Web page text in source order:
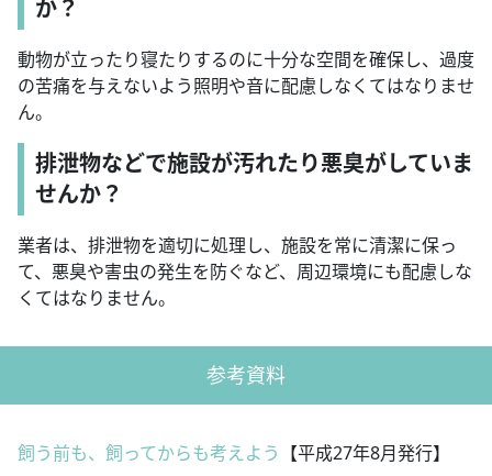
か？
動物が立ったり寝たりするのに十分な空間を確保し、過度
の苦痛を与えないよう照明や音に配慮しなくてはなりませ
ん。
排泄物などで施設が汚れたり悪臭がしていま
せんか？
業者は、排泄物を適切に処理し、施設を常に清潔に保っ
て、悪臭や害虫の発生を防ぐなど、周辺環境にも配慮しな
くてはなりません。
参考資料
飼う前も、飼ってからも考えよう 【平成27年8月発行】